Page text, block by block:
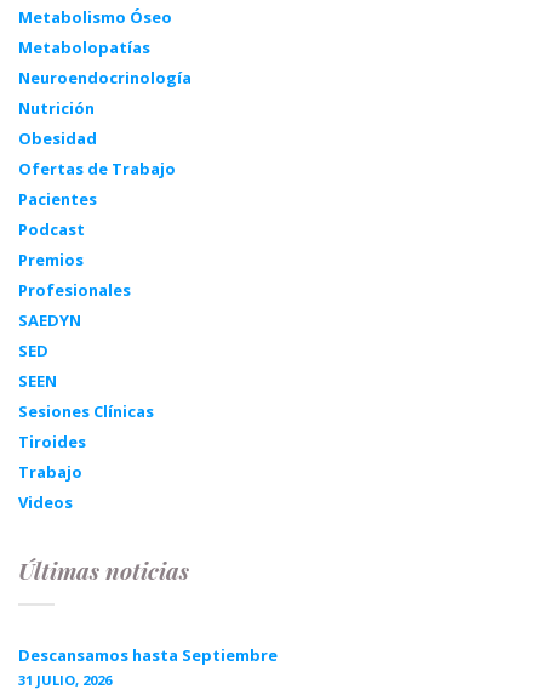
Metabolismo Óseo
Metabolopatías
Neuroendocrinología
Nutrición
Obesidad
Ofertas de Trabajo
Pacientes
Podcast
Premios
Profesionales
SAEDYN
SED
SEEN
Sesiones Clínicas
Tiroides
Trabajo
Videos
Últimas noticias
Descansamos hasta Septiembre
31 JULIO, 2026